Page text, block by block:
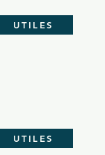
UTILES
UTILES